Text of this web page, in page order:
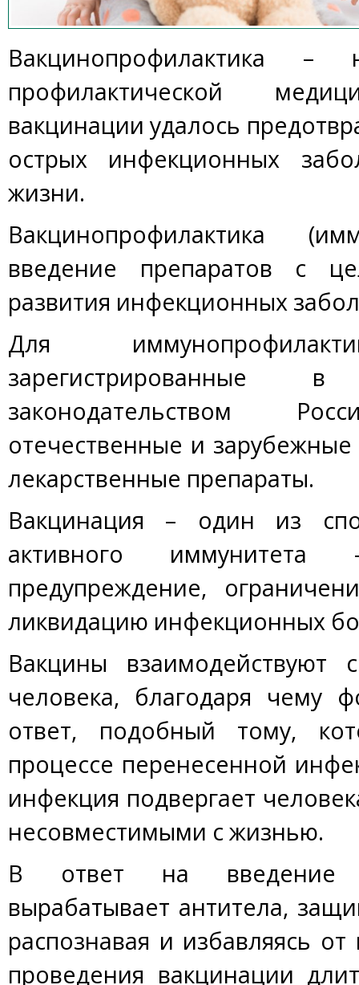
Вакцинопрофилактика –
профилактической
вакцинации удалось
острых инфекционных
жизни.
Вакцинопрофилактика
введение препаратов с
развития инфекционных
Для
зарегистрированные
законодательством
отечественные и
лекарственные препараты.
Вакцинация – один из
активного
предупреждение,
ликвидацию инфекционных
Вакцины взаимодействуют
человека, благодаря чему
ответ, подобный тому,
процессе перенесенной
инфекция подвергает
несовместимыми с жизнью.
В ответ на введение
вырабатывает антитела,
распознавая и избавляясь
проведения вакцинации